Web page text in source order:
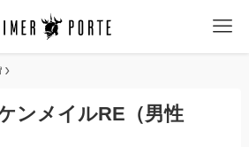
ンメイルRE（男性